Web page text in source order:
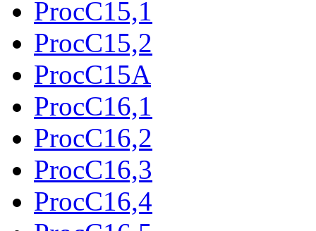
ProcC15,1
ProcC15,2
ProcC15A
ProcC16,1
ProcC16,2
ProcC16,3
ProcC16,4